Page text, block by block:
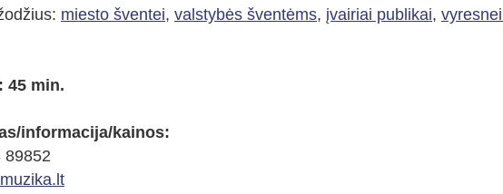
miesto šventei, valstybės šventėms, įvairiai publikai,
45 min.
informacija/kainos:
89852